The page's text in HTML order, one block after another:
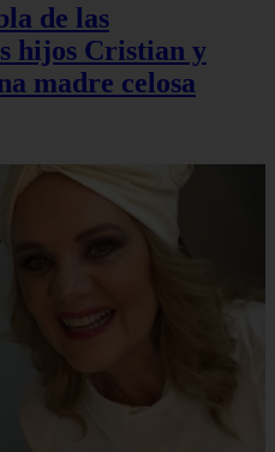
de las
hijos Cristian y
madre celosa